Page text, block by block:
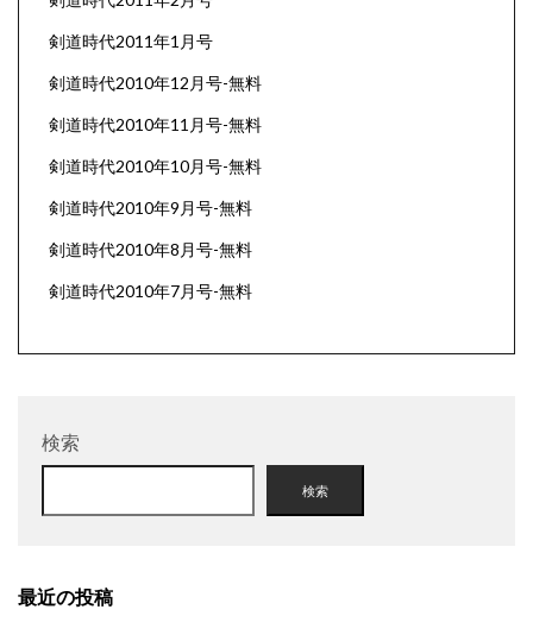
剣道時代2011年1月号
剣道時代2010年12月号-無料
剣道時代2010年11月号-無料
剣道時代2010年10月号-無料
剣道時代2010年9月号-無料
剣道時代2010年8月号-無料
剣道時代2010年7月号-無料
検索
検索
最近の投稿